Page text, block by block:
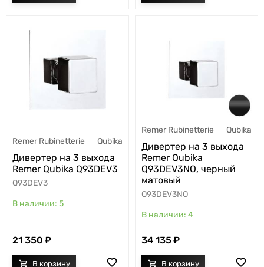
Remer Rubinetterie Qubika
Дивертер на 3 выхода
Remer Qubika Q93DEV3
Q93DEV3
5
21 350
Remer Rubinetterie Qubika
Дивертер на 3 выхода
Remer Qubika
Q93DEV3NO, черный
матовый
Q93DEV3NO
4
34 135